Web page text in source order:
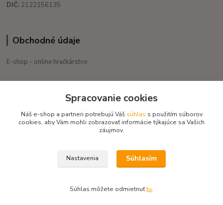
DIČ: 2122156135
Obchodné údaje
E-shop - online hračkárstvo
Po. - Pia. od 9:00 hod. - 16:00 hod.
eduservis@eduservis.sk
Copyright © 2020 EduServis - Všetky práva vyhradené / Design EduServis
Spracovanie cookies
Náš e-shop a partneri potrebujú Váš súhlas s použitím súborov
cookies, aby Vám mohli zobrazovať informácie týkajúce sa Vašich
záujmov.
Nastavenia Súhlasím
Súhlas môžete odmietnuťtu.